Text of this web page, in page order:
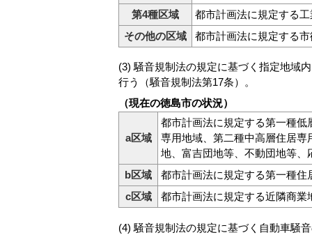
第4種区域
都市計画法に規定する
その他の区域
都市計画法に規定する
(3) 騒音規制法の規定に基づく指定地域
行う（騒音規制法第17条）。
（現在の徳島市の状況）
a区域
都市計画法に規定する第一種
専用地域、第二種中高層住居
地、富吉団地等、不動団地等、
b区域
都市計画法に規定する第一種
c区域
都市計画法に規定する近隣商
(4) 騒音規制法の規定に基づく自動車騒